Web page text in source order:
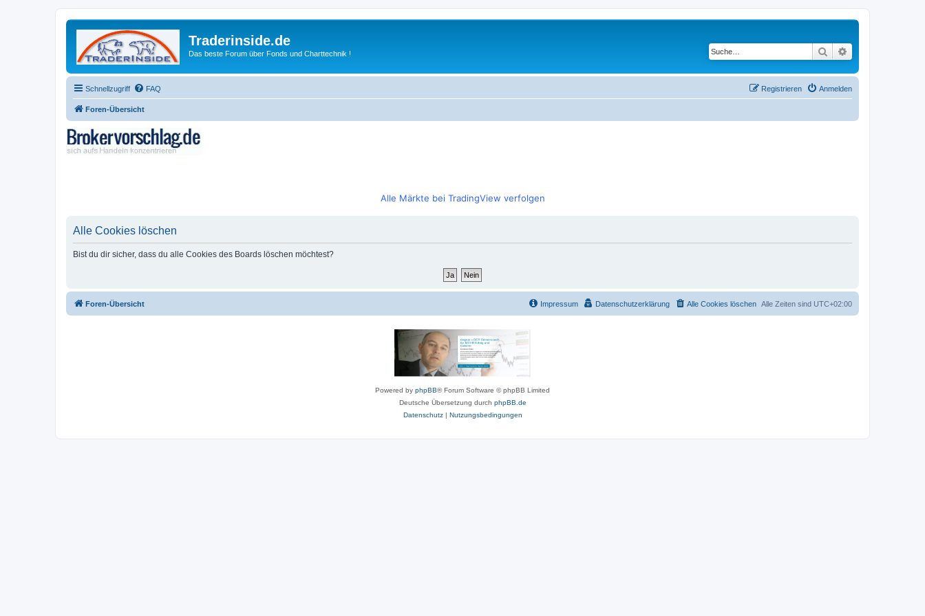
Traderinside.de
Das beste Forum über Fonds und Charttechnik ! Suche
Schnellzugriff FAQ Anmelden
Registrieren
Foren-Übersicht
Alle Märkte bei TradingView verfolgen
Alle Cookies löschen
Bist du dir sicher, dass du alle Cookies des Boards löschen möchtest?
Foren-Übersicht Alle Zeiten sind UTC+02:00
Alle Cookies löschen
Datenschutzerklärung
Impressum
Powered by phpBB® Forum Software © phpBB Limited
Deutsche Übersetzung durch phpBB.de
Datenschutz| Nutzungsbedingungen